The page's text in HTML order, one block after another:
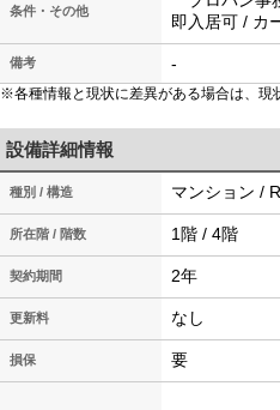
条件・その他
即入居可 / カ
備考 -
※各種情報と現状に差異がある場合は、現
設備詳細情報
種別 / 構造 マンション /
所在階 / 階数 1階 / 4階
契約期間 2年
更新料 なし
損保 要